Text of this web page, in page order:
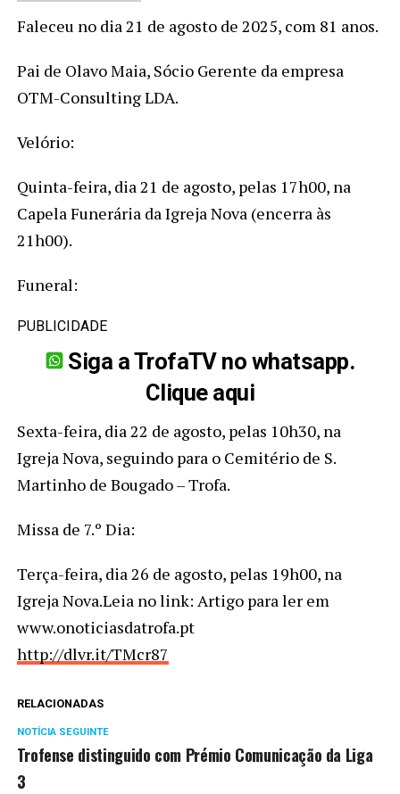
Faleceu no dia 21 de agosto de 2025, com 81 anos.
Pai de Olavo Maia, Sócio Gerente da empresa
OTM-Consulting LDA.
Velório:
Quinta-feira, dia 21 de agosto, pelas 17h00, na
Capela Funerária da Igreja Nova (encerra às
21h00).
Funeral:
PUBLICIDADE
Siga a TrofaTV no whatsapp.
Clique aqui
Sexta-feira, dia 22 de agosto, pelas 10h30, na
Igreja Nova, seguindo para o Cemitério de S.
Martinho de Bougado – Trofa.
Missa de 7.º Dia:
Terça-feira, dia 26 de agosto, pelas 19h00, na
Igreja Nova.Leia no link: Artigo para ler em
www.onoticiasdatrofa.pt
http://dlvr.it/TMcr87
RELACIONADAS
NOTÍCIA SEGUINTE
Trofense distinguido com Prémio Comunicação da Liga
3